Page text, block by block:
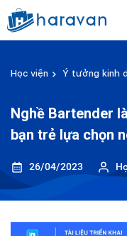
Học viện Ý tưởng kinh
Nghề Bartender
bạn trẻ lựa chọn
26/04/2023